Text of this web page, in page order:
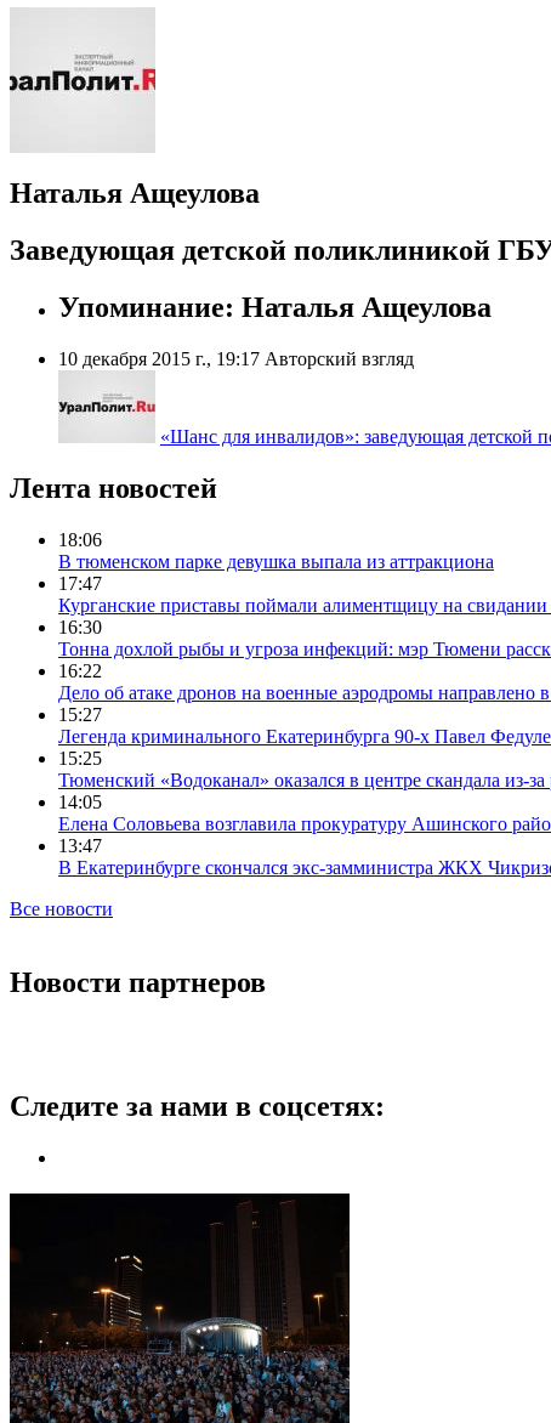
Наталья Ащеулова
Заведующая детской поликлиникой
Упоминание: Наталья Ащеулова
10 декабря 2015 г., 19:17 Авторский взгляд
«Шанс для инвалидов»: заведующая детской
Лента новостей
18:06
В тюменском парке девушка выпала из аттракциона
17:47
Курганские приставы поймали алиментщицу на свидании
16:30
Тонна дохлой рыбы и угроза инфекций: мэр Тюмени
16:22
Дело об атаке дронов на военные аэродромы направлено
15:27
Легенда криминального Екатеринбурга 90-х Павел
15:25
Тюменский «Водоканал» оказался в центре скандала из-
14:05
Елена Соловьева возглавила прокуратуру Ашинского
13:47
В Екатеринбурге скончался экс-замминистра ЖКХ
Все новости
Новости партнеров
Следите за нами в соцсетях: